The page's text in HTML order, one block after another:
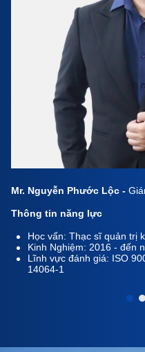
Mr. Nguyễn Phước Lộc -
Thông tin năng lực
Học vấn: Thạc sĩ quản trị
Kinh Nghiệm: 2016 - đến
Lĩnh vực đánh giá: ISO
14064-1